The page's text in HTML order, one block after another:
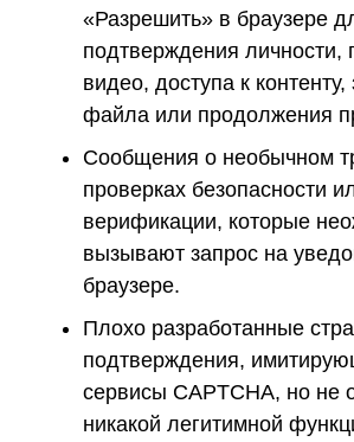
«Разрешить» в браузере
подтверждения личности,
видео, доступа к контенту,
файла или продолжения
Сообщения о необычном
проверках безопасности
верификации, которые
вызывают запрос на
браузере.
Плохо разработанные
подтверждения,
сервисы CAPTCHA, но
никакой легитимной